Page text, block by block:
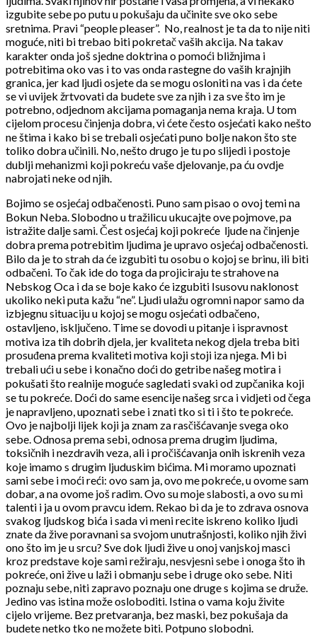
izgubite sebe po putu u pokušaju da učinite sve oko sebe
sretnima. Pravi “people pleaser”. No, realnost je ta da to nije niti
moguće, niti bi trebao biti pokretač vaših akcija. Na takav
karakter onda još sjedne doktrina o pomoći bližnjima i
potrebitima oko vas i to vas onda rastegne do vaših krajnjih
granica, jer kad ljudi osjete da se mogu osloniti na vas i da ćete
se vi uvijek žrtvovati da budete sve za njih i za sve što im je
potrebno, odjednom akcijama pomaganja nema kraja. U tom
cijelom procesu činjenja dobra, vi ćete često osjećati kako nešto
ne štima i kako bi se trebali osjećati puno bolje nakon što ste
toliko dobra učinili. No, nešto drugo je tu po slijedi i postoje
dublji mehanizmi koji pokreću vaše djelovanje, pa ću ovdje
nabrojati neke od njih.
Bojimo se osjećaj odbačenosti. Puno sam pisao o ovoj temi na
Bokun Neba. Slobodno u tražilicu ukucajte ove pojmove, pa
istražite dalje sami. Čest osjećaj koji pokreće ljude na činjenje
dobra prema potrebitim ljudima je upravo osjećaj odbačenosti.
Bilo da je to strah da će izgubiti tu osobu o kojoj se brinu, ili biti
odbačeni. To čak ide do toga da projiciraju te strahove na
Nebskog Oca i da se boje kako će izgubiti Isusovu naklonost
ukoliko neki puta kažu “ne”. Ljudi ulažu ogromni napor samo da
izbjegnu situaciju u kojoj se mogu osjećati odbačeno,
ostavljeno, isključeno. Time se dovodi u pitanje i ispravnost
motiva iza tih dobrih djela, jer kvaliteta nekog djela treba biti
prosuđena prema kvaliteti motiva koji stoji iza njega. Mi bi
trebali ući u sebe i konačno doći do getribe našeg motira i
pokušati što realnije moguće sagledati svaki od zupčanika koji
se tu pokreće. Doći do same esencije našeg srca i vidjeti od čega
je napravljeno, upoznati sebe i znati tko si ti i što te pokreće.
Ovo je najbolji lijek koji ja znam za rasčišćavanje svega oko
sebe. Odnosa prema sebi, odnosa prema drugim ljudima,
toksičnih i nezdravih veza, ali i pročišćavanja onih iskrenih veza
koje imamo s drugim ljuduskim bićima. Mi moramo upoznati
sami sebe i moći reći: ovo sam ja, ovo me pokreće, u ovome sam
dobar, a na ovome još radim. Ovo su moje slabosti, a ovo su mi
talenti i ja u ovom pravcu idem. Rekao bi da je to zdrava osnova
svakog ljudskog bića i sada vi meni recite iskreno koliko ljudi
znate da žive poravnani sa svojom unutrašnjosti, koliko njih živi
ono što im je u srcu? Sve dok ljudi žive u onoj vanjskoj masci
kroz predstave koje sami režiraju, nesvjesni sebe i onoga što ih
pokreće, oni žive u laži i obmanju sebe i druge oko sebe. Niti
poznaju sebe, niti zapravo poznaju one druge s kojima se druže.
Jedino vas istina može osloboditi. Istina o vama koju živite
cijelo vrijeme. Bez pretvaranja, bez maski, bez pokušaja da
budete netko tko ne možete biti. Potpuno slobodni.